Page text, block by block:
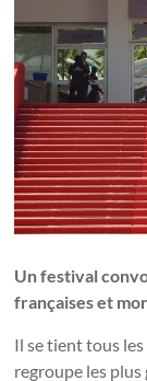
Un festival
françaises et
Il se tient tous les
regroupe les plus